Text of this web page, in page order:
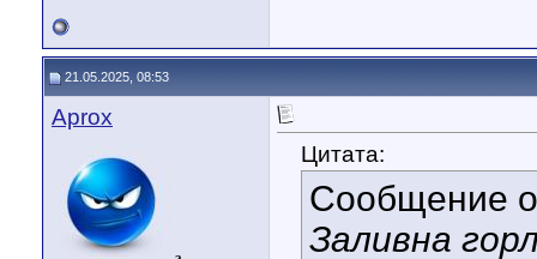
21.05.2025, 08:53
Aprox
Цитата:
Сообщение
Заливна